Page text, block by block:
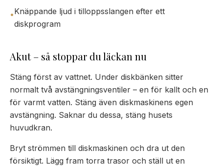
•Knäppande ljud i tilloppsslangen efter ett
diskprogram
Akut – så stoppar du läckan nu
Stäng först av vattnet. Under diskbänken sitter
normalt två avstängningsventiler – en för kallt och en
för varmt vatten. Stäng även diskmaskinens egen
avstängning. Saknar du dessa, stäng husets
huvudkran.
Bryt strömmen till diskmaskinen och dra ut den
försiktigt. Lägg fram torra trasor och ställ ut en